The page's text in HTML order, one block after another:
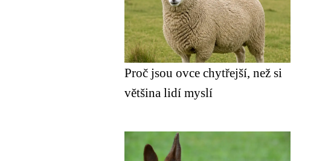
Proč jsou ovce chytřejší, než si
většina lidí myslí